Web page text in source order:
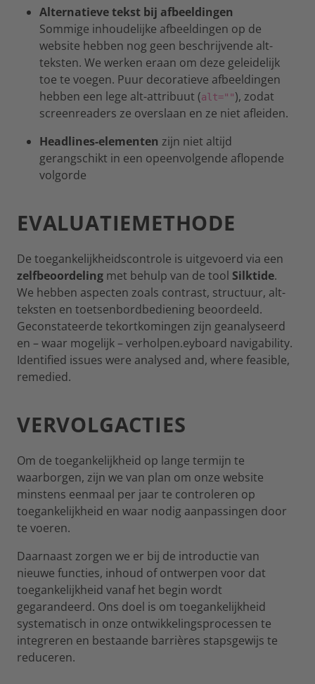
Alternatieve tekst bij afbeeldingen
Sommige inhoudelijke afbeeldingen op de
website hebben nog geen beschrijvende alt-
teksten. We werken eraan om deze geleidelijk
toe te voegen. Puur decoratieve afbeeldingen
hebben een lege alt-attribuut (alt=""), zodat
screenreaders ze overslaan en ze niet afleiden.
Headlines-elementen zijn niet altijd
gerangschikt in een opeenvolgende aflopende
volgorde
EVALUATIEMETHODE
De toegankelijkheidscontrole is uitgevoerd via een
zelfbeoordeling met behulp van de tool Silktide.
We hebben aspecten zoals contrast, structuur, alt-
teksten en toetsenbordbediening beoordeeld.
Geconstateerde tekortkomingen zijn geanalyseerd
en – waar mogelijk – verholpen.eyboard navigability.
Identified issues were analysed and, where feasible,
remedied.
VERVOLGACTIES
Om de toegankelijkheid op lange termijn te
waarborgen, zijn we van plan om onze website
minstens eenmaal per jaar te controleren op
toegankelijkheid en waar nodig aanpassingen door
te voeren.
Daarnaast zorgen we er bij de introductie van
nieuwe functies, inhoud of ontwerpen voor dat
toegankelijkheid vanaf het begin wordt
gegarandeerd. Ons doel is om toegankelijkheid
systematisch in onze ontwikkelingsprocessen te
integreren en bestaande barrières stapsgewijs te
reduceren.